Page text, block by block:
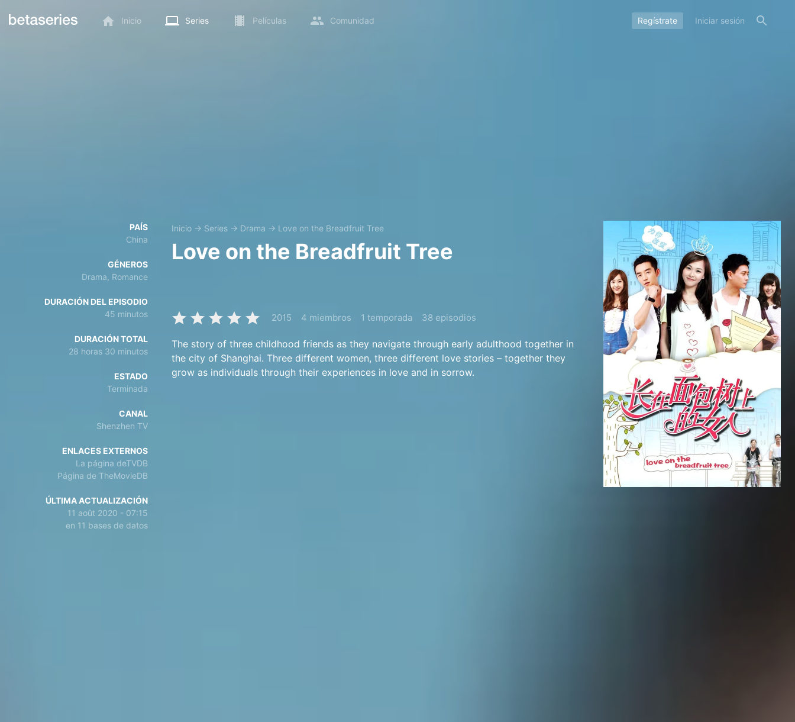
Inicio Series Películas Comunidad Regístrate Iniciar sesión
PAÍS
China
GÉNEROS
Drama, Romance
DURACIÓN DEL EPISODIO
45 minutos
DURACIÓN TOTAL
28 horas 30 minutos
ESTADO
Terminada
CANAL
Shenzhen TV
ENLACES EXTERNOS
La página deTVDB
Página de TheMovieDB
ÚLTIMA ACTUALIZACIÓN
11 août 2020 - 07:15
en 11 bases de datos
Inicio → Series → Drama → Love on the Breadfruit Tree
Love on the Breadfruit Tree
2015 4 miembros 1 temporada 38 episodios
The story of three childhood friends as they navigate through early adulthood together in
the city of Shanghai. Three different women, three different love stories – together they
grow as individuals through their experiences in love and in sorrow.